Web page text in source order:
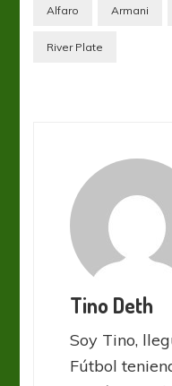
Alfaro Armani
River Plate
Tino Deth
Soy Tino,
Fútbol